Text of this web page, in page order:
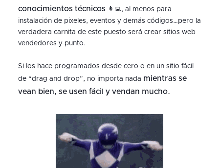
conocimientos técnicos 👩‍💻, al menos para
instalación de pixeles, eventos y demás códigos…pero la
verdadera carnita de este puesto será crear sitios web
vendedores y punto.
Si los hace programados desde cero o en un sitio fácil
de “drag and drop”, no importa nada mientras se
vean bien, se usen fácil y vendan mucho.